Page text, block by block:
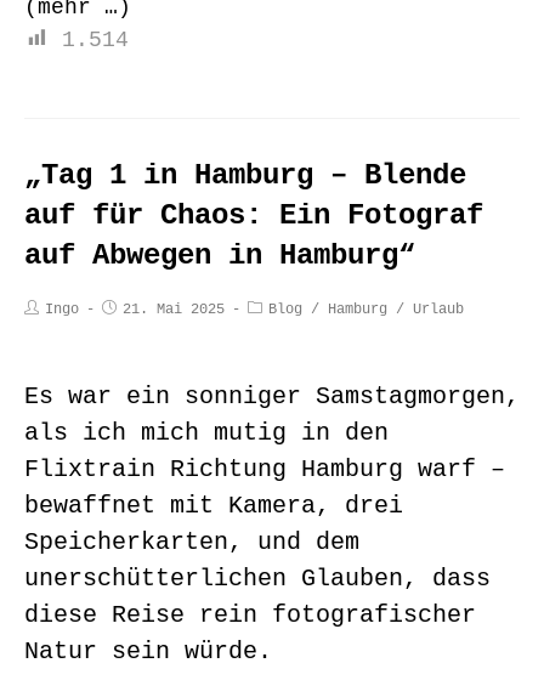
(mehr …)
1.514
„Tag 1 in Hamburg – Blende
auf für Chaos: Ein Fotograf
auf Abwegen in Hamburg“
Ingo 21. Mai 2025 Blog / Hamburg / Urlaub
Es war ein sonniger Samstagmorgen,
als ich mich mutig in den
Flixtrain Richtung Hamburg warf –
bewaffnet mit Kamera, drei
Speicherkarten, und dem
unerschütterlichen Glauben, dass
diese Reise rein fotografischer
Natur sein würde.